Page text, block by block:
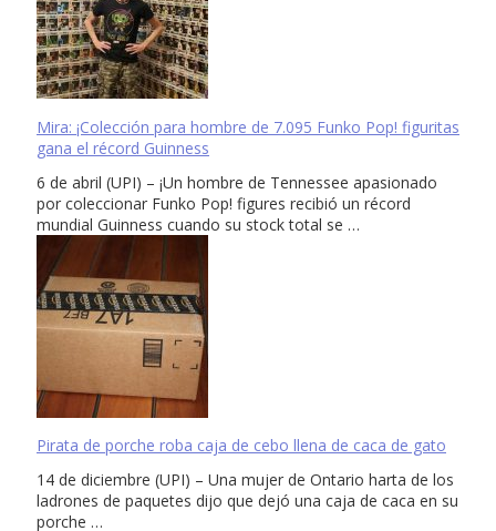
Mira: ¡Colección para hombre de 7.095 Funko Pop! figuritas
gana el récord Guinness
6 de abril (UPI) – ¡Un hombre de Tennessee apasionado
por coleccionar Funko Pop! figures recibió un récord
mundial Guinness cuando su stock total se …
Pirata de porche roba caja de cebo llena de caca de gato
14 de diciembre (UPI) – Una mujer de Ontario harta de los
ladrones de paquetes dijo que dejó una caja de caca en su
porche …